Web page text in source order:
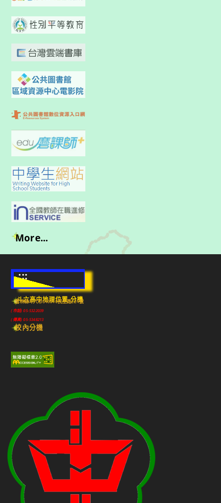
More...
:::
斗六高中地理位置-分機
雲林縣斗六市640010民生路224號
(市話) 05-5322039
(傳真) 05-5348213
校內分機